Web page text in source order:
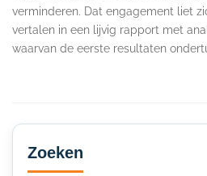
verminderen. Dat engagement liet
vertalen in een lijvig rapport met
waarvan de eerste resultaten
Secondary
Sidebar
Zoeken